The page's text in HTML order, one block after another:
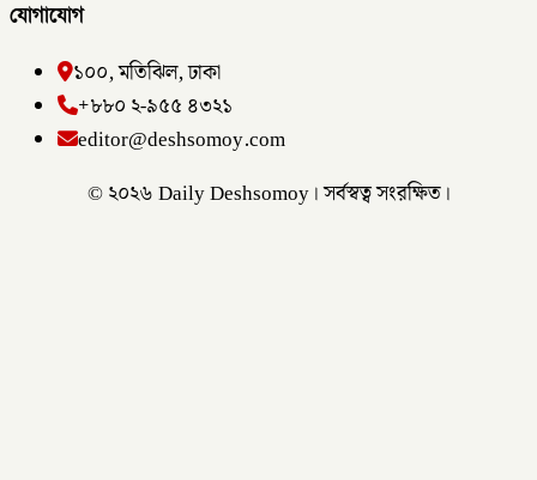
যোগাযোগ
১০০, মতিঝিল, ঢাকা
+৮৮০ ২-৯৫৫ ৪৩২১
editor@deshsomoy.com
© ২০২৬ Daily Deshsomoy। সর্বস্বত্ব সংরক্ষিত।